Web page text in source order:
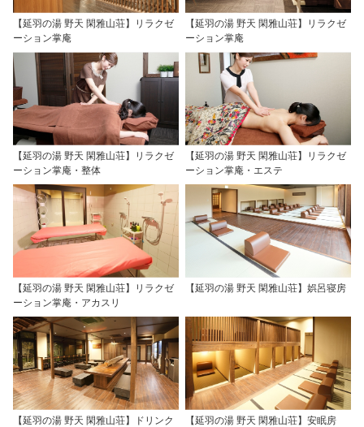
【延羽の湯 野天 閑雅山荘】リラクゼ
ーション掌庵
【延羽の湯 野天 閑雅山荘】リラクゼ
ーション掌庵
【延羽の湯 野天 閑雅山荘】リラクゼ
ーション掌庵・整体
【延羽の湯 野天 閑雅山荘】リラクゼ
ーション掌庵・エステ
【延羽の湯 野天 閑雅山荘】リラクゼ
ーション掌庵・アカスリ
【延羽の湯 野天 閑雅山荘】娯呂寝房
【延羽の湯 野天 閑雅山荘】ドリンク
【延羽の湯 野天 閑雅山荘】安眠房